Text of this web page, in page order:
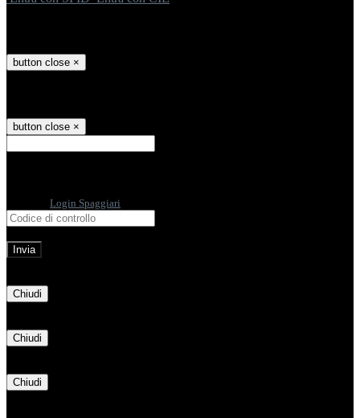
button close ×
button close ×
Login Spaggiari
Chiudi
Chiudi
Chiudi